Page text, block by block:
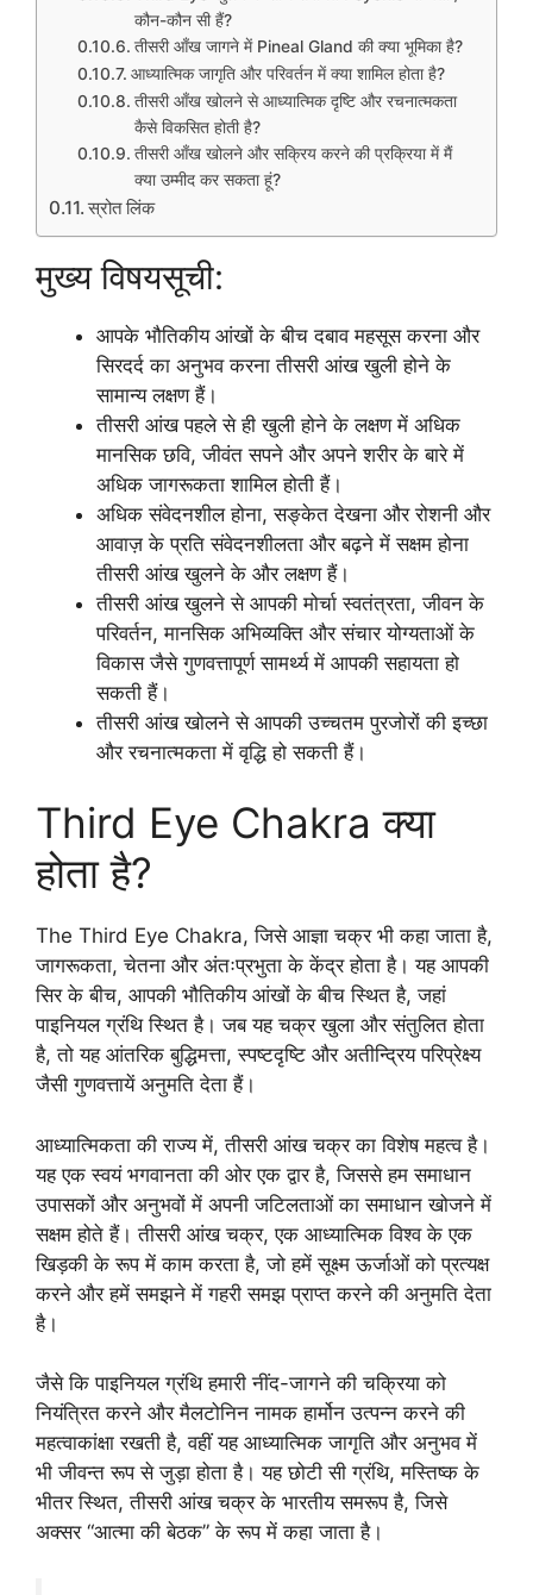
कौन-कौन सी हैं?
तीसरी आँख जागने में Pineal Gland की क्या भूमिका है?
आध्यात्मिक जागृति और परिवर्तन में क्या शामिल होता है?
तीसरी आँख खोलने से आध्यात्मिक दृष्टि और रचनात्मकता
कैसे विकसित होती है?
तीसरी आँख खोलने और सक्रिय करने की प्रक्रिया में मैं
क्या उम्मीद कर सकता हूं?
स्रोत लिंक
मुख्य विषयसूची:
आपके भौतिकीय आंखों के बीच दबाव महसूस करना और
सिरदर्द का अनुभव करना तीसरी आंख खुली होने के
सामान्य लक्षण हैं।
तीसरी आंख पहले से ही खुली होने के लक्षण में अधिक
मानसिक छवि, जीवंत सपने और अपने शरीर के बारे में
अधिक जागरूकता शामिल होती हैं।
अधिक संवेदनशील होना, सङ्केत देखना और रोशनी और
आवाज़ के प्रति संवेदनशीलता और बढ़ने में सक्षम होना
तीसरी आंख खुलने के और लक्षण हैं।
तीसरी आंख खुलने से आपकी मोर्चा स्वतंत्रता, जीवन के
परिवर्तन, मानसिक अभिव्यक्ति और संचार योग्यताओं के
विकास जैसे गुणवत्तापूर्ण सामर्थ्य में आपकी सहायता हो
सकती हैं।
तीसरी आंख खोलने से आपकी उच्चतम पुरजोरों की इच्छा
और रचनात्मकता में वृद्धि हो सकती हैं।
Third Eye Chakra क्या
होता है?
The Third Eye Chakra, जिसे आज्ञा चक्र भी कहा जाता है,
जागरूकता, चेतना और अंतःप्रभुता के केंद्र होता है। यह आपकी
सिर के बीच, आपकी भौतिकीय आंखों के बीच स्थित है, जहां
पाइनियल ग्रंथि स्थित है। जब यह चक्र खुला और संतुलित होता
है, तो यह आंतरिक बुद्धिमत्ता, स्पष्टदृष्टि और अतीन्द्रिय परिप्रेक्ष्य
जैसी गुणवत्तायें अनुमति देता हैं।
आध्यात्मिकता की राज्य में, तीसरी आंख चक्र का विशेष महत्व है।
यह एक स्वयं भगवानता की ओर एक द्वार है, जिससे हम समाधान
उपासकों और अनुभवों में अपनी जटिलताओं का समाधान खोजने में
सक्षम होते हैं। तीसरी आंख चक्र, एक आध्यात्मिक विश्व के एक
खिड़की के रूप में काम करता है, जो हमें सूक्ष्म ऊर्जाओं को प्रत्यक्ष
करने और हमें समझने में गहरी समझ प्राप्त करने की अनुमति देता
है।
जैसे कि पाइनियल ग्रंथि हमारी नींद-जागने की चक्रिया को
नियंत्रित करने और मैलटोनिन नामक हार्मोन उत्पन्न करने की
महत्वाकांक्षा रखती है, वहीं यह आध्यात्मिक जागृति और अनुभव में
भी जीवन्त रूप से जुड़ा होता है। यह छोटी सी ग्रंथि, मस्तिष्क के
भीतर स्थित, तीसरी आंख चक्र के भारतीय समरूप है, जिसे
अक्सर “आत्मा की बेठक” के रूप में कहा जाता है।